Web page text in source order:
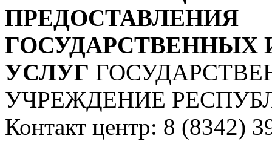
ПРЕДОСТАВЛЕНИЯ
УСЛУГ
УЧРЕЖДЕНИЕ
Контакт центр: 8 (8342)